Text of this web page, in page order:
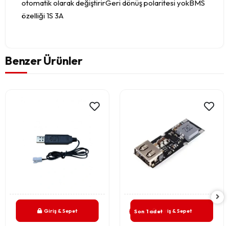
otomatik olarak değiştirirGeri dönüş polaritesi yokBMS
özelliği 1S 3A
Benzer Ürünler
Giriş & Sepet Son 1 adetGiriş & Sepet